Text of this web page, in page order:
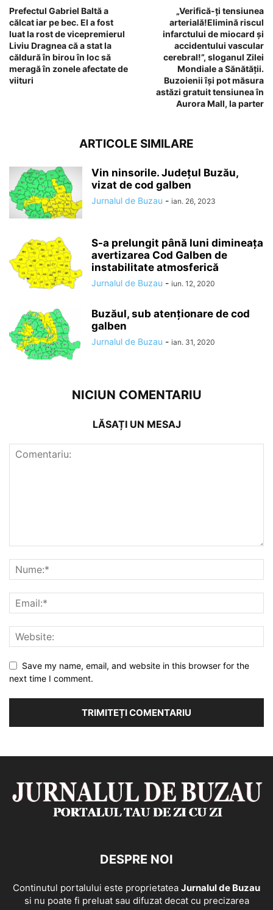
Prefectul Gabriel Baltă a
călcat iar pe bec. El a fost
luat la rost de vicepremierul
Liviu Dragnea că a stat la
căldură în birou în loc să
meragă în zonele afectate de
viituri
„Verifică-ți tensiunea
arterială!Elimină riscul
infarctului de miocard și
accidentului vascular
cerebral!”, sloganul Zilei
Mondiale a Sănătății.
Buzoienii își pot măsura
astăzi gratuit tensiunea în
Aurora Mall, la parter
ARTICOLE SIMILARE
Vin ninsorile. Județul Buzău,
vizat de cod galben
Jurnalul de Buzau - ian. 26, 2023
S-a prelungit până luni dimineaţa
avertizarea Cod Galben de
instabilitate atmosferică
Jurnalul de Buzau - iun. 12, 2020
Buzăul, sub atenționare de cod
galben
Jurnalul de Buzau - ian. 31, 2020
NICIUN COMENTARIU
LĂSAȚI UN MESAJ
Save my name, email, and website in this browser for the
next time I comment.
DESPRE NOI
Continutul portalului este proprietatea Jurnalul de Buzau
si nu poate fi preluat sau difuzat decat cu precizarea